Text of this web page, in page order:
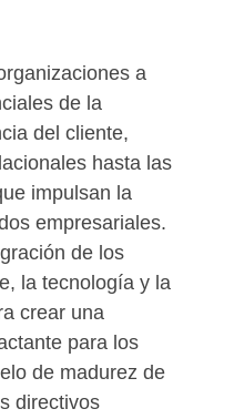
a
de la
del cliente,
hasta las
impulsan la
empresariales.
de los
la tecnología y la
crear una
para los
de madurez de
directivos